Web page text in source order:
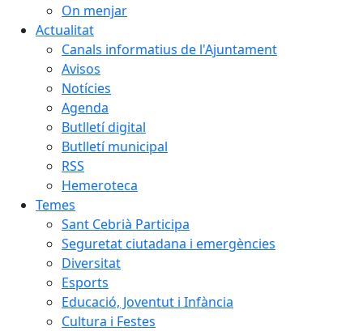
On menjar
Actualitat
Canals informatius de l'Ajuntament
Avisos
Notícies
Agenda
Butlletí digital
Butlletí municipal
RSS
Hemeroteca
Temes
Sant Cebrià Participa
Seguretat ciutadana i emergències
Diversitat
Esports
Educació, Joventut i Infància
Cultura i Festes